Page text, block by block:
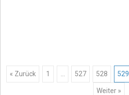
Posts
« Zurück 1 527 528 529
Weiter »